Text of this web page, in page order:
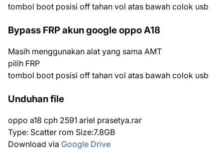
tombol boot posisi off tahan vol atas bawah colok usb
Bypass FRP akun google oppo A18
Masih menggunakan alat yang sama AMT
pilih FRP
tombol boot posisi off tahan vol atas bawah colok usb
Unduhan file
oppo a18 cph 2591 ariel prasetya.rar
Type: Scatter rom Size:7.8GB
Download via Google Drive